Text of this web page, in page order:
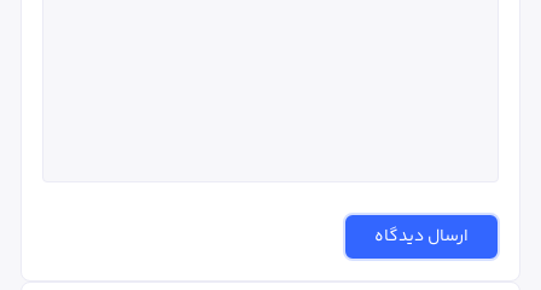
ارسال دیدگاه